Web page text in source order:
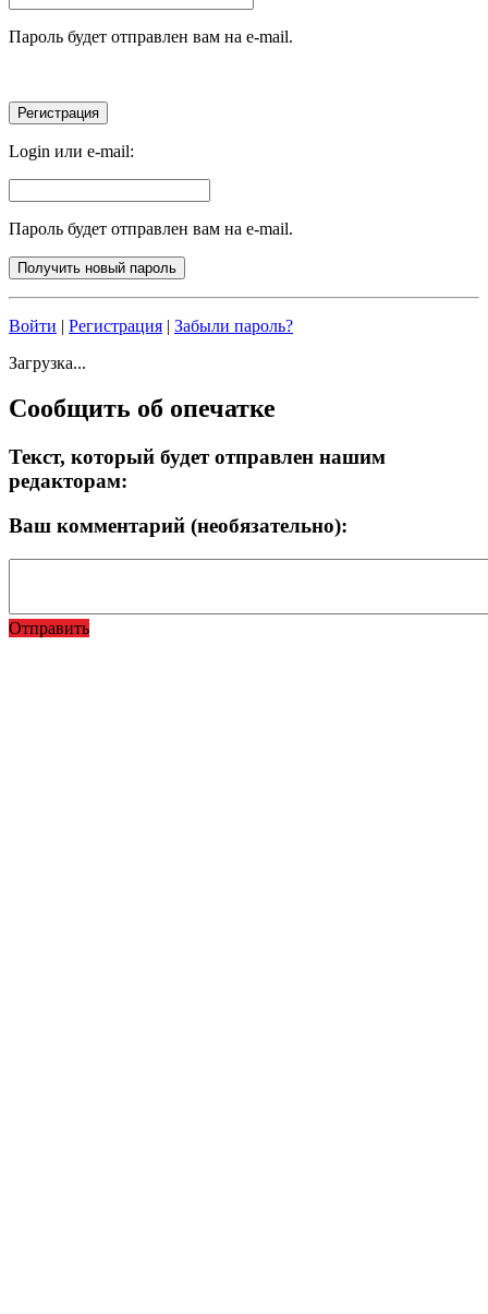
Пароль будет отправлен вам на e-mail.
Login или e-mail:
Пароль будет отправлен вам на e-mail.
Войти | Регистрация | Забыли пароль?
Загрузка...
Сообщить об опечатке
Текст, который будет отправлен нашим
редакторам:
Ваш комментарий (необязательно):
Отправить